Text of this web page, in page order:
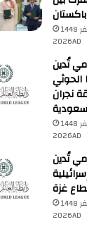
الجمعة 24 صفر 1448AH 7-8-
2026AD
تُدين
الحوثي
نجران
الجمعة 24 صفر 1448AH 7-8-
2026AD
تُدين
غزة
الخميس 23 صفر 1448AH 6-8-
2026AD